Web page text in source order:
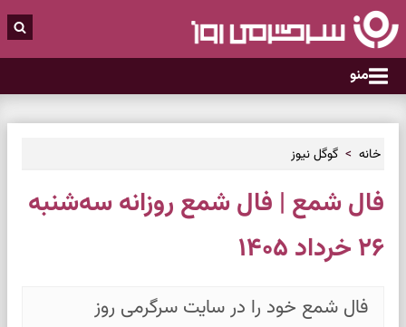
منو
خانه گوگل نیوز
فال شمع | فال شمع روزانه سه‌شنبه
۲۶ خرداد ۱۴۰۵
فال شمع خود را در سایت سرگرمی روز